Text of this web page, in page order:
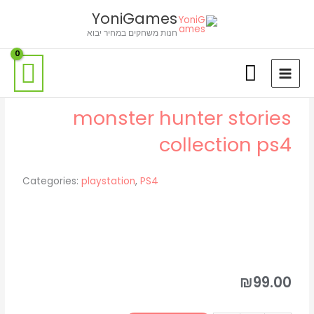
YoniGames
חנות משחקים במחיר יבוא
monster hunter stories
collection ps4
Categories: playstation,PS4
₪99.00